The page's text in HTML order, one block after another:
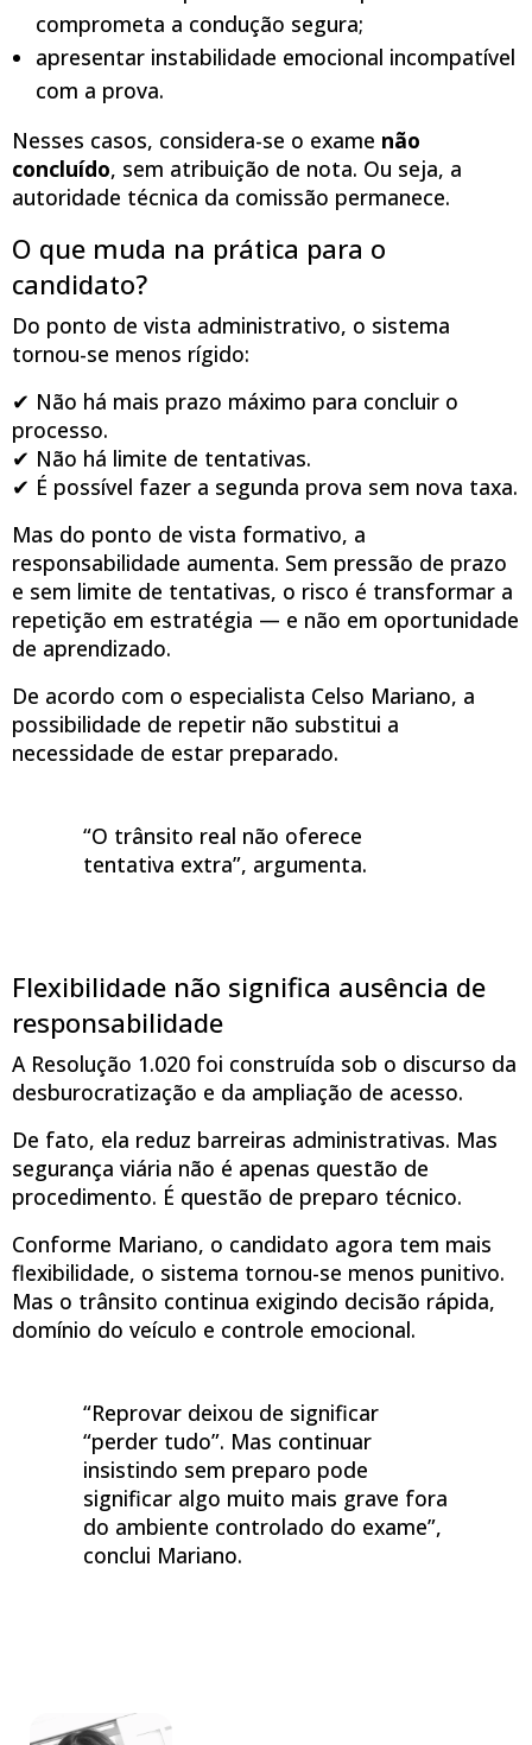
comprometa a condução segura;
apresentar instabilidade emocional incompatível
com a prova.
Nesses casos, considera-se o exame não
concluído, sem atribuição de nota. Ou seja, a
autoridade técnica da comissão permanece.
O que muda na prática para o
candidato?
Do ponto de vista administrativo, o sistema
tornou-se menos rígido:
✔ Não há mais prazo máximo para concluir o
processo.
✔ Não há limite de tentativas.
✔ É possível fazer a segunda prova sem nova taxa.
Mas do ponto de vista formativo, a
responsabilidade aumenta. Sem pressão de prazo
e sem limite de tentativas, o risco é transformar a
repetição em estratégia — e não em oportunidade
de aprendizado.
De acordo com o especialista Celso Mariano, a
possibilidade de repetir não substitui a
necessidade de estar preparado.
“O trânsito real não oferece
tentativa extra”, argumenta.
Flexibilidade não significa ausência de
responsabilidade
A Resolução 1.020 foi construída sob o discurso da
desburocratização e da ampliação de acesso.
De fato, ela reduz barreiras administrativas. Mas
segurança viária não é apenas questão de
procedimento. É questão de preparo técnico.
Conforme Mariano, o candidato agora tem mais
flexibilidade, o sistema tornou-se menos punitivo.
Mas o trânsito continua exigindo decisão rápida,
domínio do veículo e controle emocional.
“Reprovar deixou de significar
“perder tudo”. Mas continuar
insistindo sem preparo pode
significar algo muito mais grave fora
do ambiente controlado do exame”,
conclui Mariano.